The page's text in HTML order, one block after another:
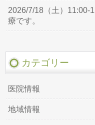
2026/7/18（土）11:00-
療です。
カテゴリー
医院情報
地域情報